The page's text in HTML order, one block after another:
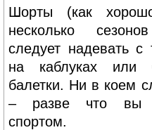
Шорты (как
несколько
следует надевать
на каблуках или
балетки. Ни в коем
– разве что вы
спортом.